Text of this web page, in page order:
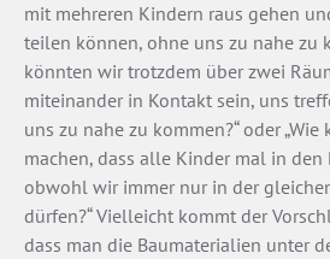
mit mehreren Kindern raus gehen
teilen können, ohne uns zu nahe zu
könnten wir trotzdem über zwei
miteinander in Kontakt sein, uns
uns zu nahe zu kommen?“ oder
machen, dass alle Kinder mal in den
obwohl wir immer nur in der
dürfen?“ Vielleicht kommt der
dass man die Baumaterialien unter